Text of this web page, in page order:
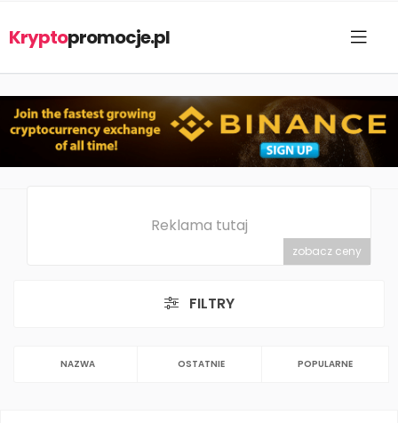
Kryptopromocje.pl
Reklama tutaj
zobacz ceny
FILTRY
NAZWA OSTATNIE POPULARNE